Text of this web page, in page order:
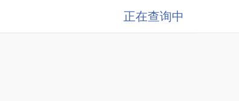
正在查询中